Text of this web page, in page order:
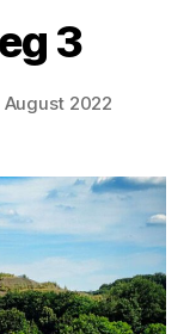
3
August 2022